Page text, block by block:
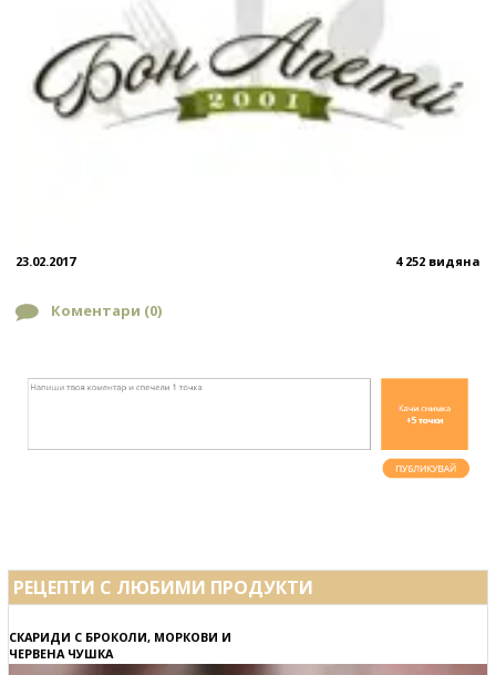
23.02.2017 4 252 видяна
Коментари (0)
РЕЦЕПТИ С ЛЮБИМИ ПРОДУКТИ
СКАРИДИ С БРОКОЛИ, МОРКОВИ И
ЧЕРВЕНА ЧУШКА